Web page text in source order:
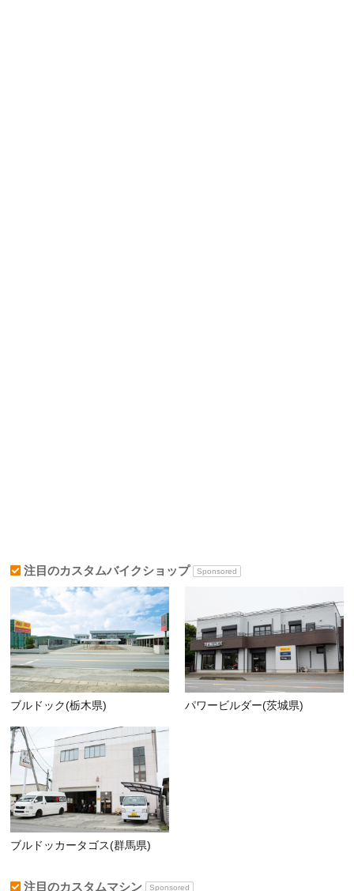
注目のカスタムバイクショップ Sponsored
ブルドック(栃木県) パワービルダー(茨城県)
ブルドッカータゴス(群馬県)
注目のカスタムマシン Sponsored